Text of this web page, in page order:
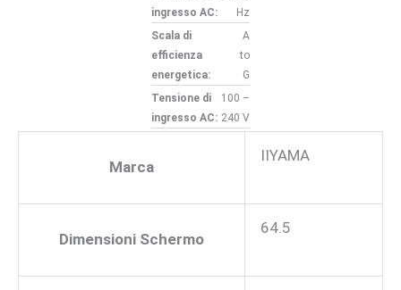
ingresso AC:
Hz
Scala di
efficienza
energetica:
A
to
G
Tensione di
ingresso AC:
100 –
240 V
Marca
IIYAMA
Dimensioni Schermo
64.5